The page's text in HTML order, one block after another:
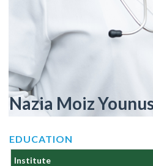
Nazia Moiz
EDUCATION
Institute